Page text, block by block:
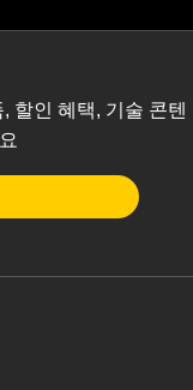
할인 혜택, 기술 콘텐